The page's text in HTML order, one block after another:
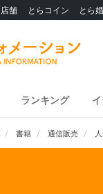
店舗 とらコイン とら婚
ランキング
書籍 通信販売